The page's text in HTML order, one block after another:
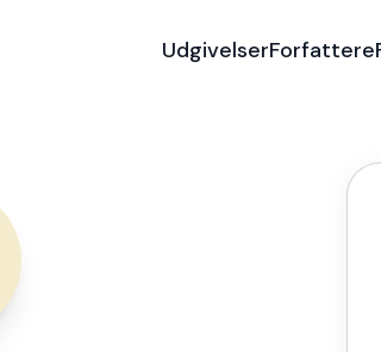
UdgivelserForfattere